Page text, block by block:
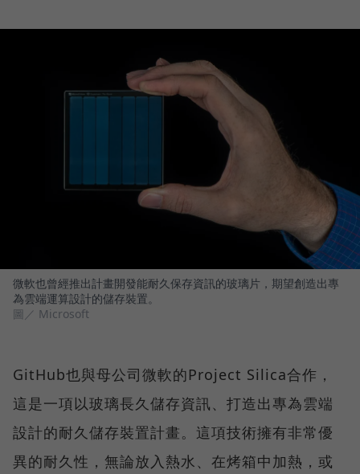
微軟也曾經推出計畫開發能耐久保存資訊的玻璃片，期望創造出專
為雲端運算設計的儲存裝置。
圖／ Microsoft
GitHub也與母公司微軟的Project Silica合作，
這是一項以玻璃長久儲存資訊、打造出專為雲端
設計的耐久儲存裝置計畫。這項技術擁有非常優
異的耐久性，無論放入熱水、在烤箱中加熱，或